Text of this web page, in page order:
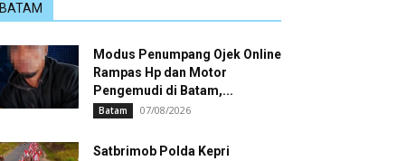
BATAM
Modus Penumpang Ojek Online
Rampas Hp dan Motor
Pengemudi di Batam,...
Batam 07/08/2026
Satbrimob Polda Kepri